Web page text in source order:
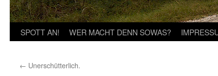
SPOTT AN! WER MACHT DENN SOWAS?
← Unerschütterlich.